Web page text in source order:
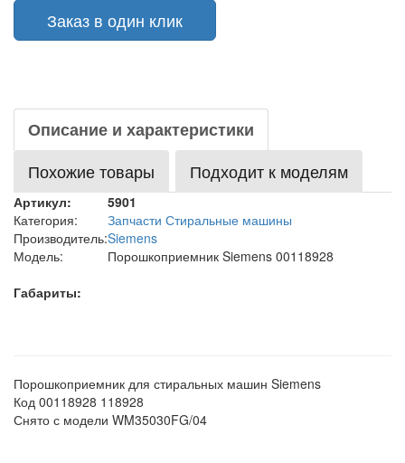
Заказ в один клик
Описание и характеристики
Похожие товары
Подходит к моделям
Артикул:
5901
Категория:
Запчасти Стиральные машины
Производитель:Siemens
Модель:
Порошкоприемник Siemens 00118928
Габариты:
Порошкоприемник для стиральных машин Siemens
Код 00118928 118928
Снято с модели WM35030FG/04